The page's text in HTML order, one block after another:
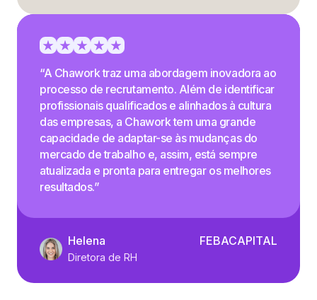
“A Chawork traz uma abordagem inovadora ao
processo de recrutamento. Além de identificar
profissionais qualificados e alinhados à cultura
das empresas, a Chawork tem uma grande
capacidade de adaptar-se às mudanças do
mercado de trabalho e, assim, está sempre
atualizada e pronta para entregar os melhores
resultados.”
Helena
Diretora de RH
FEBACAPITAL